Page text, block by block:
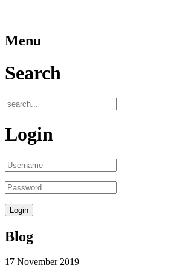
Menu
Search
Login
Blog
17 November 2019